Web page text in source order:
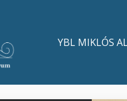
MainYBL MIKLÓS